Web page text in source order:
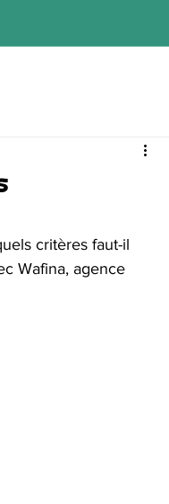
critères faut-il
Wafina, agence